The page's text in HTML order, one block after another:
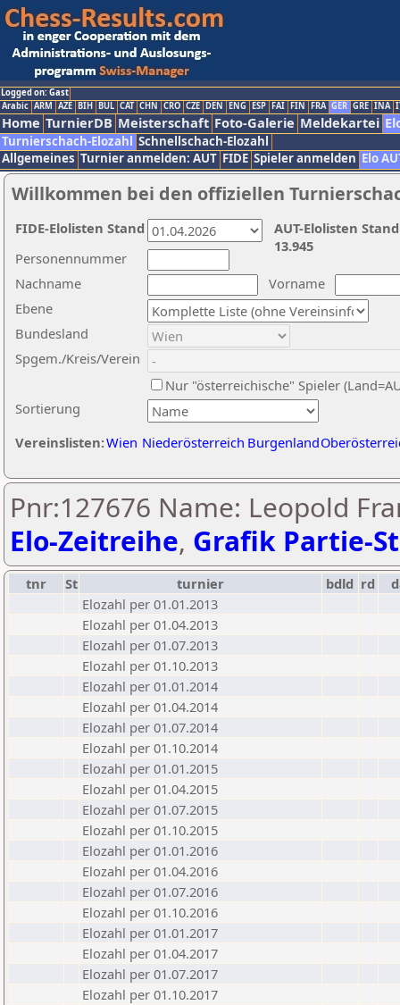
Logged on: Gast
Arabic ARM AZE BIH BUL CAT CHN CRO CZE DEN ENG ESP FAI FIN FRA GER GRE INA
Home TurnierDB Meisterschaft Foto-Galerie Meldekartei
Turnierschach-Elozahl Schnellschach-Elozahl
Allgemeines Turnier anmelden: AUT FIDE Spieler anmelden Elo
Willkommen bei den offiziellen
Nachname
Vorname
Ebene
Sortierung
Personennummer
Bundesland
Spgem./Kreis/Verein
Nur "österreichische" Spieler
Vereinslisten:Wien Niederösterreich Burgenland
AUT-Elolisten
13.945
FIDE-Elolisten Stand
Pnr:127676 Name: Leopold
Elo-Zeitreihe, Grafik Partie-
tnr St turnier bdld rd
Elozahl per 01.01.2013
Elozahl per 01.04.2013
Elozahl per 01.07.2013
Elozahl per 01.10.2013
Elozahl per 01.01.2014
Elozahl per 01.04.2014
Elozahl per 01.07.2014
Elozahl per 01.10.2014
Elozahl per 01.01.2015
Elozahl per 01.04.2015
Elozahl per 01.07.2015
Elozahl per 01.10.2015
Elozahl per 01.01.2016
Elozahl per 01.04.2016
Elozahl per 01.07.2016
Elozahl per 01.10.2016
Elozahl per 01.01.2017
Elozahl per 01.04.2017
Elozahl per 01.07.2017
Elozahl per 01.10.2017